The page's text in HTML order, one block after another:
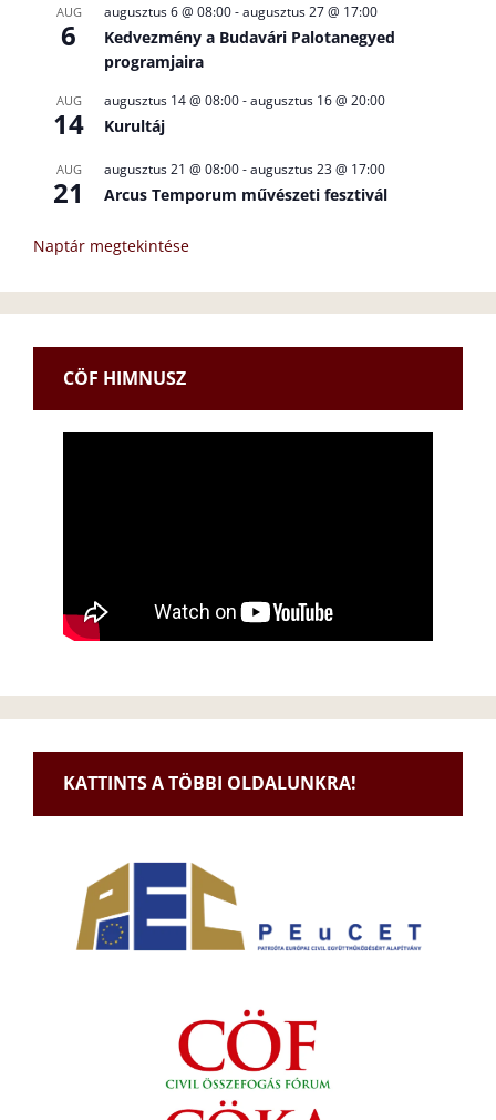
AUG
6
augusztus 6 @ 08:00-augusztus 27 @ 17:00
Kedvezmény a Budavári Palotanegyed
programjaira
AUG
14
augusztus 14 @ 08:00-augusztus 16 @ 20:00
Kurultáj
AUG
21
augusztus 21 @ 08:00-augusztus 23 @ 17:00
Arcus Temporum művészeti fesztivál
Naptár megtekintése
CÖF HIMNUSZ
KATTINTS A TÖBBI OLDALUNKRA!